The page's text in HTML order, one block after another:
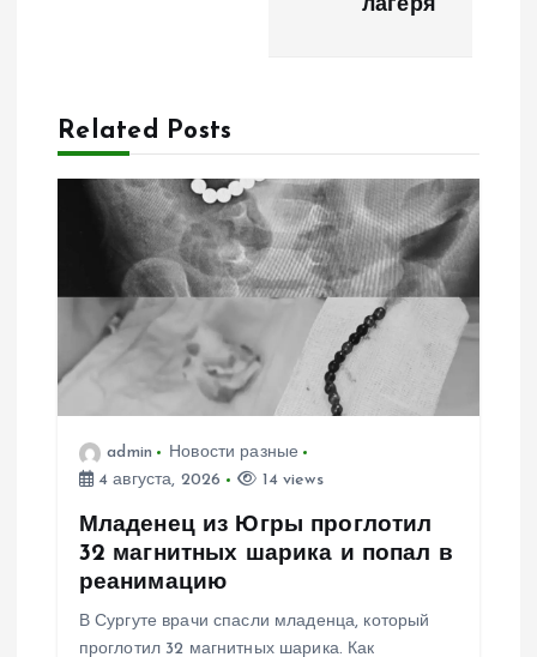
ц
о
лагеря
Related Posts
admin
Новости разные
4 августа, 2026
14 views
Младенец из Югры проглотил
32 магнитных шарика и попал в
реанимацию
В Сургуте врачи спасли младенца, который
проглотил 32 магнитных шарика. Как